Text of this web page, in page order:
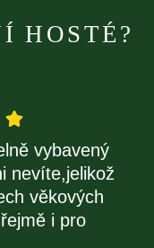
HOSTÉ?
vybavený
nevíte,jelikož
věkových
i pro